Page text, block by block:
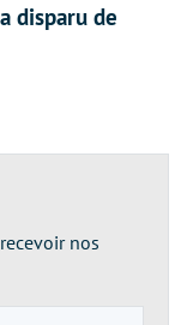
disparu de
nos